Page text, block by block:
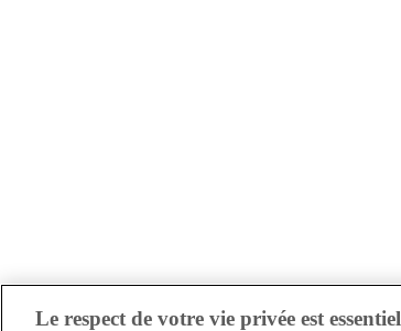
Le respect de votre vie privée est essentiel